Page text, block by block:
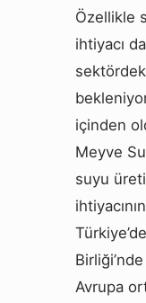
Özellikle
ihtiyacı
içinden
Meyve
suyu
Avrupa